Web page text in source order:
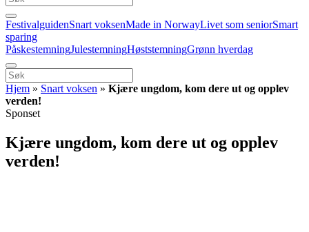
FestivalguidenSnart voksenMade in NorwayLivet som seniorSmart
sparing
PåskestemningJulestemningHøststemningGrønn hverdag
Hjem » Snart voksen » Kjære ungdom, kom dere ut og opplev
verden!
Sponset
Kjære ungdom, kom dere ut og opplev
verden!